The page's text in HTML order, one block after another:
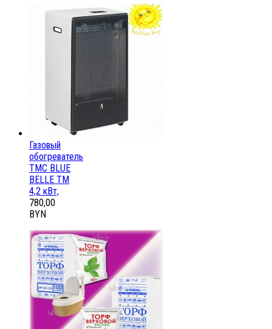
Газовый
обогреватель
ТМС BLUE
BELLE ТМ
4,2 кВт,
780,00
BYN